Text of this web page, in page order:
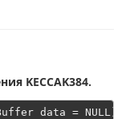
KECCAK384.